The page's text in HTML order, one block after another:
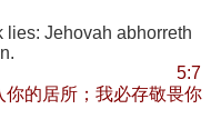
lies: Jehovah abhorreth
5:7
的居所；我必存敬畏你